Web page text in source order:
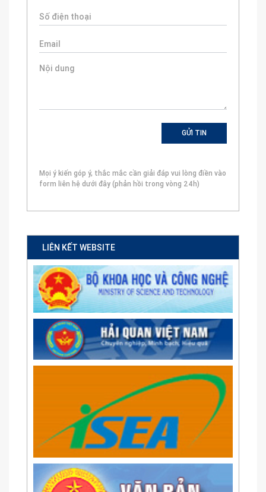
Mọi ý kiến góp ý, thắc mắc cần giải đáp vui lòng điền vào
form liên hệ dưới đây (phản hồi trong vòng 24h)
LIÊN KẾT WEBSITE